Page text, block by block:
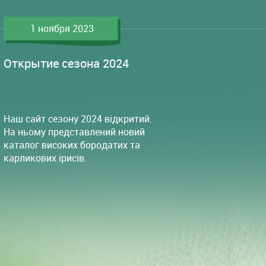
1 ноября 2023
Открытие сезона 2024
Наш сайт сезону 2024 відкритий.
На ньому представлений новий
каталог високих бородатих та
карликових ірисів.